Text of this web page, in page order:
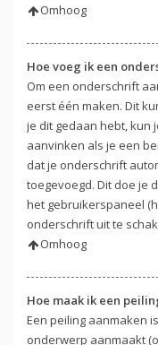
Omhoog
Hoe voeg ik een
Om een onderschrift
eerst één maken. Dit
je dit gedaan hebt, kun
aanvinken als je een
dat je onderschrift
toegevoegd. Dit doe je
het gebruikerspaneel
onderschrift uit te
Omhoog
Hoe maak ik een
Een peiling aanmaken
onderwerp aanmaakt